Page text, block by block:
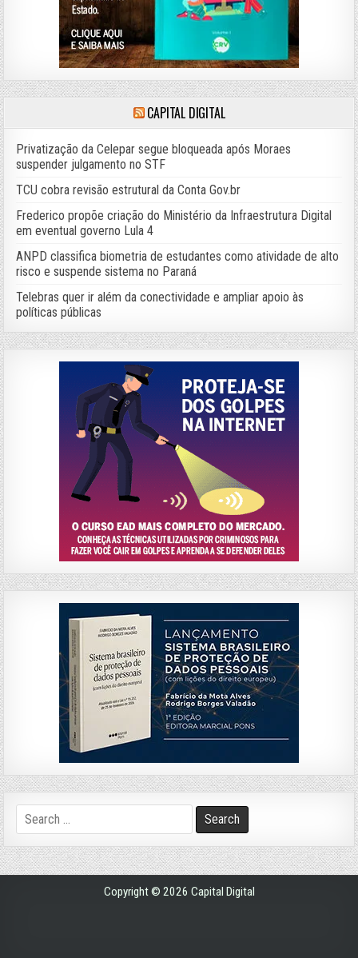
CAPITAL DIGITAL
Privatização da Celepar segue bloqueada após Moraes
suspender julgamento no STF
TCU cobra revisão estrutural da Conta Gov.br
Frederico propõe criação do Ministério da Infraestrutura Digital
em eventual governo Lula 4
ANPD classifica biometria de estudantes como atividade de alto
risco e suspende sistema no Paraná
Telebras quer ir além da conectividade e ampliar apoio às
políticas públicas
Search
for:
Copyright © 2026 Capital Digital